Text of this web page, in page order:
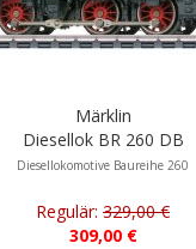
Märklin
Diesellok BR 260 DB
Diesellokomotive Baureihe 260
Regulär: 329,00 €
309,00 €